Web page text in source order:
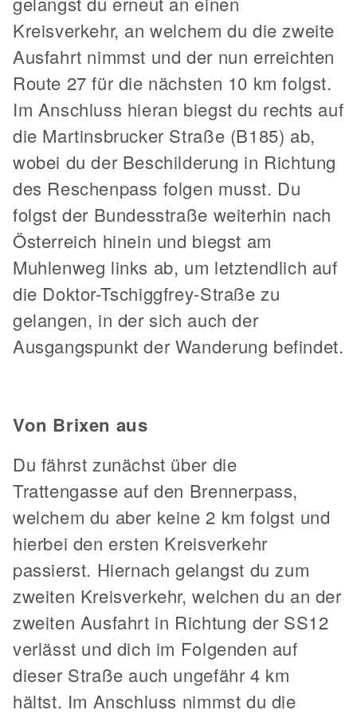
Kreisverkehr, an welchem du die zweite
Ausfahrt nimmst und der nun erreichten
Route 27 für die nächsten 10 km folgst.
Im Anschluss hieran biegst du rechts auf
die Martinsbrucker Straße (B185) ab,
wobei du der Beschilderung in Richtung
des Reschenpass folgen musst. Du
folgst der Bundesstraße weiterhin nach
Österreich hinein und biegst am
Muhlenweg links ab, um letztendlich auf
die Doktor-Tschiggfrey-Straße zu
gelangen, in der sich auch der
Ausgangspunkt der Wanderung befindet.
Von Brixen aus
Du fährst zunächst über die
Trattengasse auf den Brennerpass,
welchem du aber keine 2 km folgst und
hierbei den ersten Kreisverkehr
passierst. Hiernach gelangst du zum
zweiten Kreisverkehr, welchen du an der
zweiten Ausfahrt in Richtung der SS12
verlässt und dich im Folgenden auf
dieser Straße auch ungefähr 4 km
hältst. Im Anschluss nimmst du die